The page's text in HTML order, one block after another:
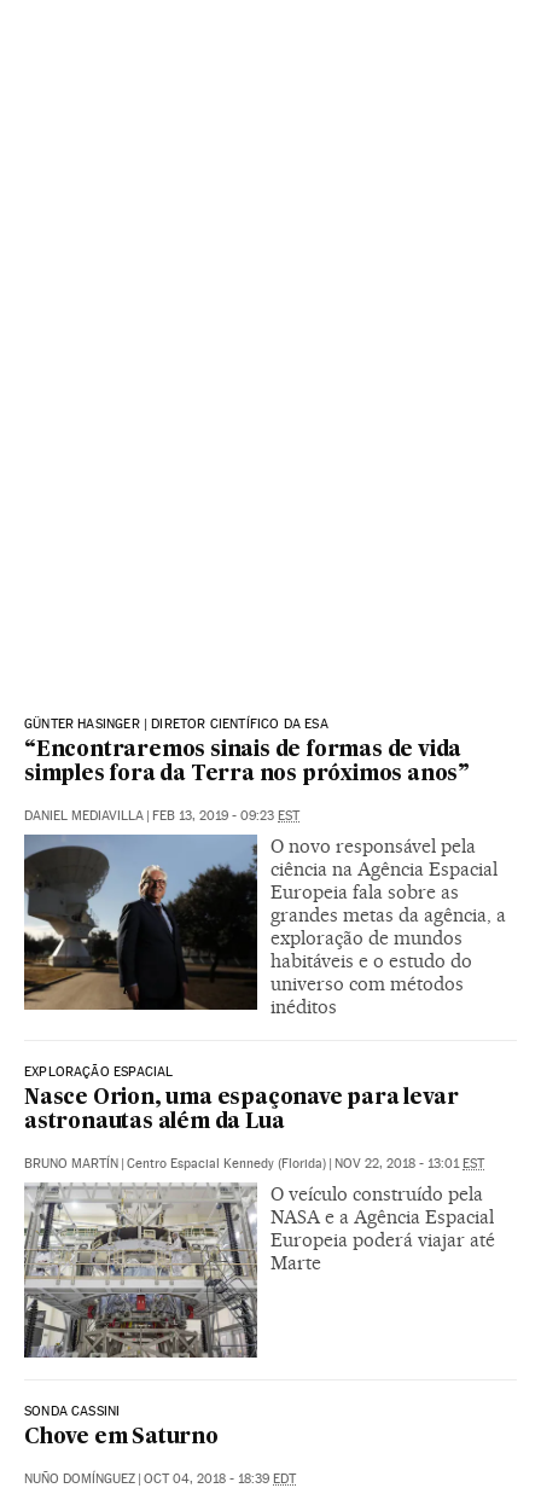
GÜNTER HASINGER | DIRETOR CIENTÍFICO DA ESA
“Encontraremos sinais de formas de vida
simples fora da Terra nos próximos anos”
DANIEL MEDIAVILLA | FEB 13, 2019 - 09:23 EST
O novo responsável pela
ciência na Agência Espacial
Europeia fala sobre as
grandes metas da agência, a
exploração de mundos
habitáveis e o estudo do
universo com métodos
inéditos
EXPLORAÇÃO ESPACIAL
Nasce Orion, uma espaçonave para levar
astronautas além da Lua
BRUNO MARTÍN | Centro Espacial Kennedy (Florida) | NOV 22, 2018 - 13:01EST
O veículo construído pela
NASA e a Agência Espacial
Europeia poderá viajar até
Marte
SONDA CASSINI
Chove em Saturno
NUÑO DOMÍNGUEZ | OCT 04, 2018 - 18:39 EDT